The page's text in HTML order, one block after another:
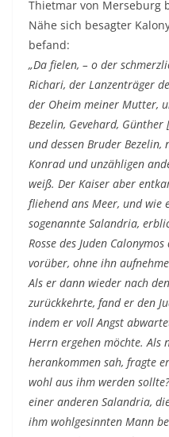
Thietmar von Merseburg
Nähe sich besagter
befand:
„Da fielen, – o der
Richari, der Lanzenträger
der Oheim meiner Mutter,
Bezelin, Gevehard,
und dessen Bruder
Konrad und unzähligen
weiß. Der Kaiser aber
fliehend ans Meer, und wie
sogenannte Salandria,
Rosse des Juden
vorüber, ohne ihn
Als er dann wieder nach
zurückkehrte, fand er den
indem er voll Angst
Herrn ergehen möchte. Als
herankommen sah, fragte
wohl aus ihm werden
einer anderen Salandria,
ihm wohlgesinnten Mann